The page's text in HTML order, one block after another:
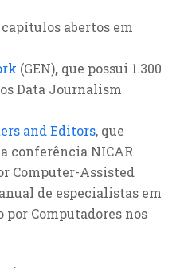
capítulos abertos em
(GEN), que possui 1.300
Data Journalism
and Editors, que
conferência NICAR
Computer-Assisted
de especialistas em
Computadores nos